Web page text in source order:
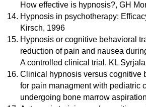
How effective is hypnosis?, GH
Hypnosis in psychotherapy:
Kirsch, 1996
Hypnosis or cognitive behavioral
reduction of pain and nausea
A controlled clinical trial, KL
Clinical hypnosis versus cognitive
for pain managment with pediatric
undergoing bone marrow